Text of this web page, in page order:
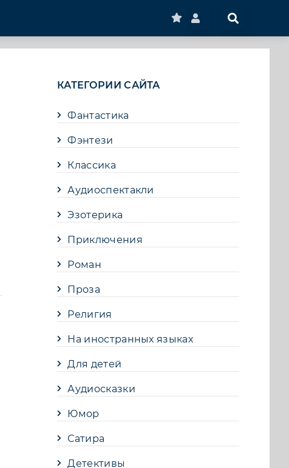
КАТЕГОРИИ САЙТА
Фантастика
Фэнтези
Классика
Аудиоспектакли
Эзотерика
Приключения
Роман
Проза
Религия
На иностранных языках
Для детей
Аудиосказки
Юмор
Сатира
Детективы